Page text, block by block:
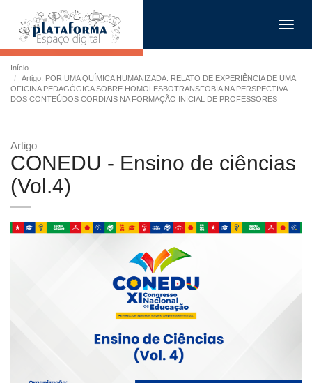
Início
Artigo: POR UMA QUÍMICA HUMANIZADA: RELATO DE EXPERIÊNCIA DE UMA
OFICINA PEDAGÓGICA SOBRE HOMOLESBOTRANSFOBIA NA PERSPECTIVA
DOS CONTEÚDOS CORDIAIS NA FORMAÇÃO INICIAL DE PROFESSORES
Artigo
CONEDU - Ensino de ciências
(Vol.4)